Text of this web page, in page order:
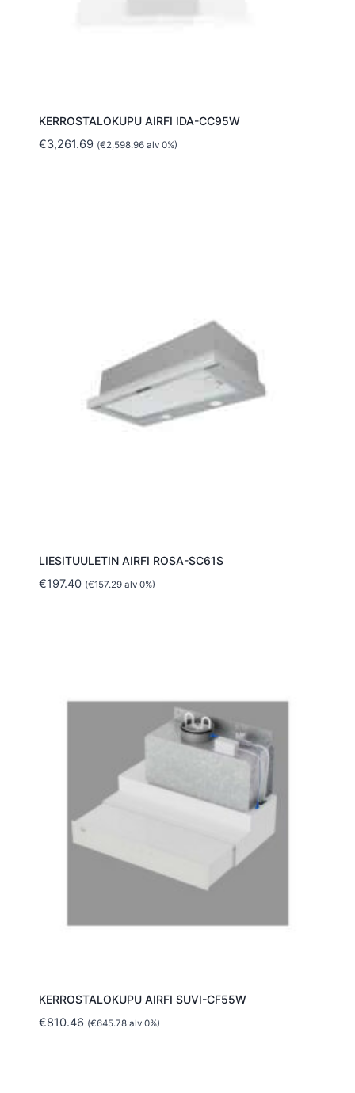
KERROSTALOKUPU AIRFI IDA-CC95W
€3,261.69 (€2,598.96alv 0%)
LIESITUULETIN AIRFI ROSA-SC61S
€197.40 (€157.29alv 0%)
KERROSTALOKUPU AIRFI SUVI-CF55W
€810.46 (€645.78alv 0%)